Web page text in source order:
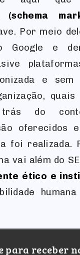
Por meio
Google e
e sem
quais
do
oferecidos
foi realizada.
vai além do
ético e
para receber